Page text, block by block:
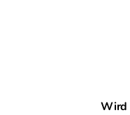
Produktgalerie
Wird